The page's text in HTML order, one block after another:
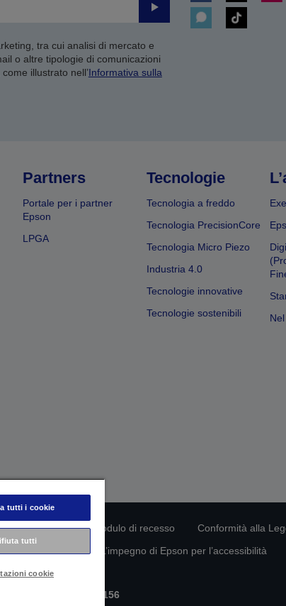
Invia
tra cui analisi di mercato e
o altre tipologie di comunicazioni
illustrato nell’Informativa sulla
Partners
Portale per i partner
Epson
LPGA
Tecnologie
Tecnologia a freddo
Tecnologia PrecisionCore
Tecnologia Micro Piezo
Industria 4.0
Tecnologie innovative
Tecnologie sostenibili
sulla privacy Modulo di recesso
Conformità alla
L’impegno di Epson per l’accessibilità
2026 Seiko Epson
| P.IVA IT07511580156
tutti i cookie
tutti
cookie